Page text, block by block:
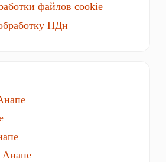
файлов cookie
ПДн
Анапе